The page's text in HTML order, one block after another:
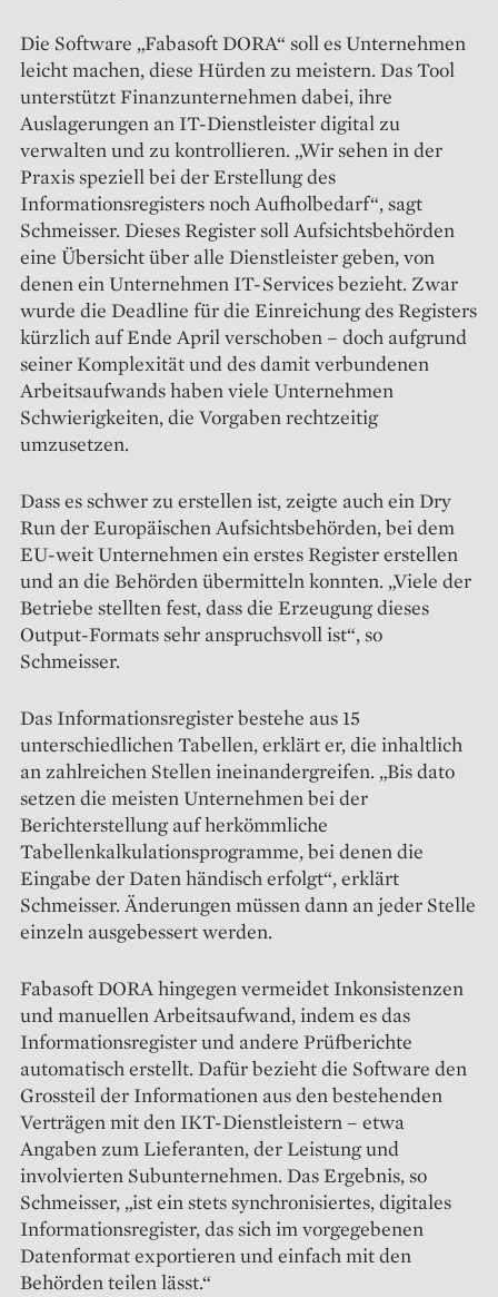
Die Software „Fabasoft DORA“ soll es Unternehmen
leicht machen, diese Hürden zu meistern. Das Tool
unterstützt Finanzunternehmen dabei, ihre
Auslagerungen an IT-Dienstleister digital zu
verwalten und zu kontrollieren. „Wir sehen in der
Praxis speziell bei der Erstellung des
Informationsregisters noch Aufholbedarf“, sagt
Schmeisser. Dieses Register soll Aufsichtsbehörden
eine Übersicht über alle Dienstleister geben, von
denen ein Unternehmen IT-Services bezieht. Zwar
wurde die Deadline für die Einreichung des Registers
kürzlich auf Ende April verschoben – doch aufgrund
seiner Komplexität und des damit verbundenen
Arbeitsaufwands haben viele Unternehmen
Schwierigkeiten, die Vorgaben rechtzeitig
umzusetzen.
Dass es schwer zu erstellen ist, zeigte auch ein Dry
Run der Euro­päischen Aufsichtsbehörden, bei dem
EU-weit Unternehmen ein erstes Register erstellen
und an die Behörden übermitteln konnten. „Viele der
Betriebe stellten fest, dass die Erzeugung dieses
Output-Formats sehr anspruchsvoll ist“, so
Schmeisser.
Das Informationsregister ­bestehe aus 15
unterschiedlichen Tabellen, erklärt er, die inhaltlich
an zahlreichen Stellen ineinandergreifen. „Bis dato
setzen die meisten Unternehmen bei der
Berichterstellung auf herkömmliche
Tabellenkalkulationsprogramme, bei denen die
Eingabe der Daten händisch erfolgt“, erklärt
Schmeisser. Änderungen müssen dann an jeder Stelle
einzeln aus­gebessert werden.
Fabasoft DORA hingegen ­vermeidet Inkonsistenzen
und manuellen Arbeitsaufwand, indem es das
Informationsregister und andere Prüfberichte
automatisch erstellt. Dafür bezieht die Software den
Grossteil der Informationen aus den bestehenden
Verträgen mit den IKT-Dienstleistern – etwa
Angaben zum Lieferanten, der Leistung und
involvierten Subunternehmen. Das Ergebnis, so
Schmeisser, „ist ein stets synchronisiertes, digitales
Informationsregister, das sich im vorgegebenen
Daten­format exportieren und einfach mit den
Behörden teilen lässt.“